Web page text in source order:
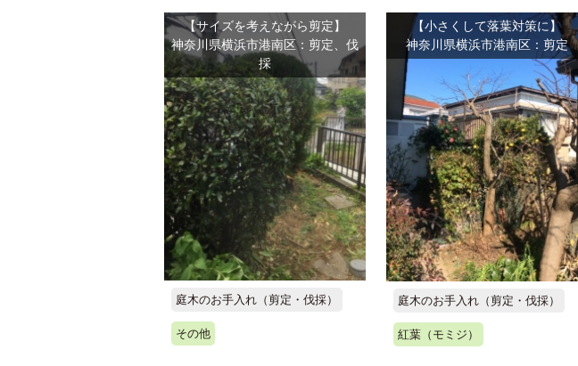
【サイズを考えながら剪定】
神奈川県横浜市港南区：剪定、伐
採
庭木のお手入れ（剪定・伐採）
その他
【小さくして落葉対策に】
神奈川県横浜市港南区：剪定
庭木のお手入れ（剪定・伐採）
紅葉（モミジ）